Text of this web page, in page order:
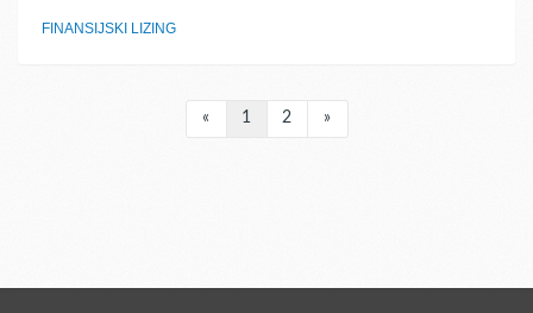
FINANSIJSKI LIZING
« 1 2 »